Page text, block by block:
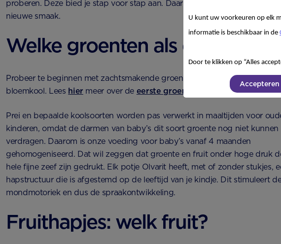
proberen. Deze bied je stap voor stap aan. Daarna probeer je samen weer
nieuwe smaak.
Welke groenten als eerste
Probeer te beginnen met zachtsmakende groenten, zoals broccoli, wortel
bloemkool. Lees hier meer over de eerste groentehapjes
Prei en bepaalde koolsoorten worden pas verwerkt in maaltijden voor
kinderen, omdat de darmen van baby’s dit soort groente nog niet kunnen
verdragen. Daarom is onze voeding voor baby’s vanaf 4 maanden
gehomogeniseerd. Dat wil zeggen dat groente en fruit onder hoge druk
hele fijne zeef zijn gedrukt. Elk potje Olvarit heeft, met of zonder stukjes,
hapstructuur die is afgestemd op de leeftijd van je kindje. Dit stimuleert
mondmotoriek en dus de spraakontwikkeling.
Fruithapjes: welk fruit?
U kunt uw voorkeuren op elk
informatie is beschikbaar in de
Door te klikken op “Alles
Accepteren